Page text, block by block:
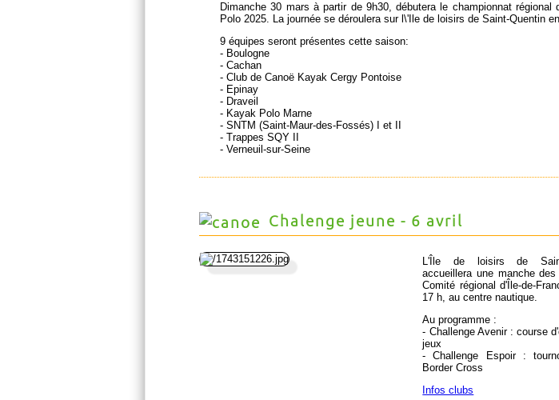
Dimanche 30 mars à partir de 9h30, débutera le championnat régional
Polo 2025. La journée se déroulera sur l\'Ile de loisirs de Saint-Quentin
9 équipes seront présentes cette saison:
- Boulogne
- Cachan
- Club de Canoë Kayak Cergy Pontoise
- Epinay
- Draveil
- Kayak Polo Marne
- SNTM (Saint-Maur-des-Fossés) I et II
- Trappes SQY II
- Verneuil-sur-Seine
Chalenge jeune - 6 avril
L'Île de loisirs de Saint-
accueillera une manche
Comité régional d'Île-de-
17 h, au centre nautique.
Au programme :
- Challenge Avenir : course
jeux
- Challenge Espoir :
Border Cross
Infos clubs